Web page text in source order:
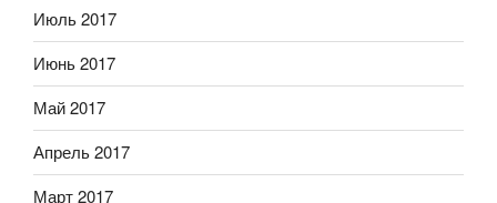
Июль 2017
Июнь 2017
Май 2017
Апрель 2017
Март 2017